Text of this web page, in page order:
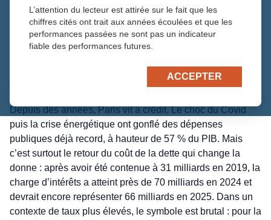
elle-même qui inquiète que ce qu’elle révèle : une dette
publique qui dépasse désormais 113,7 % du PIB – soit
près de 3 500 milliards d’euros – et un déficit qui s’obstine
à rester au-delà de 5 % du PIB. Fitch estime qu’en
l’absence de mesures crédibles, la dette pourrait grimper
jusqu’à 121 % du PIB en 2027, transformant la France en
Depuis des années, Paris vit à crédit. Le choc du Covid
puis la crise énergétique ont gonflé des dépenses
publiques déjà record, à hauteur de 57 % du PIB. Mais
c’est surtout le retour du coût de la dette qui change la
donne : après avoir été contenue à 31 milliards en 2019, la
charge d’intérêts a atteint près de 70 milliards en 2024 et
devrait encore représenter 66 milliards en 2025. Dans un
contexte de taux plus élevés, le symbole est brutal : pour la
L’attention du lecteur est attirée sur le fait que les
chiffres cités ont trait aux années écoulées et que les
performances passées ne sont pas un indicateur
fiable des performances futures.
ACCEPTER